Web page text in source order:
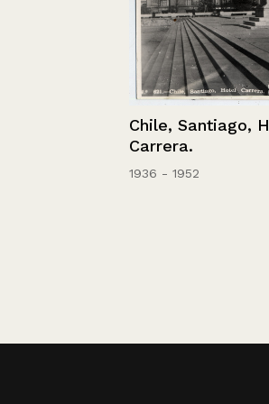
Chile, Santiago, Hotel
Carrera.
1936 - 1952